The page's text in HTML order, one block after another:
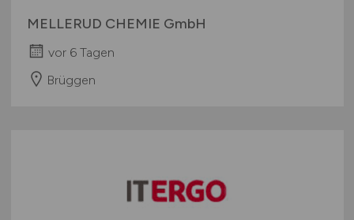
MELLERUD CHEMIE GmbH
vor 6 Tagen
Brüggen